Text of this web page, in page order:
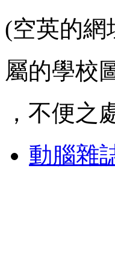
(空英的網
屬的學校
，不便之
動腦雜